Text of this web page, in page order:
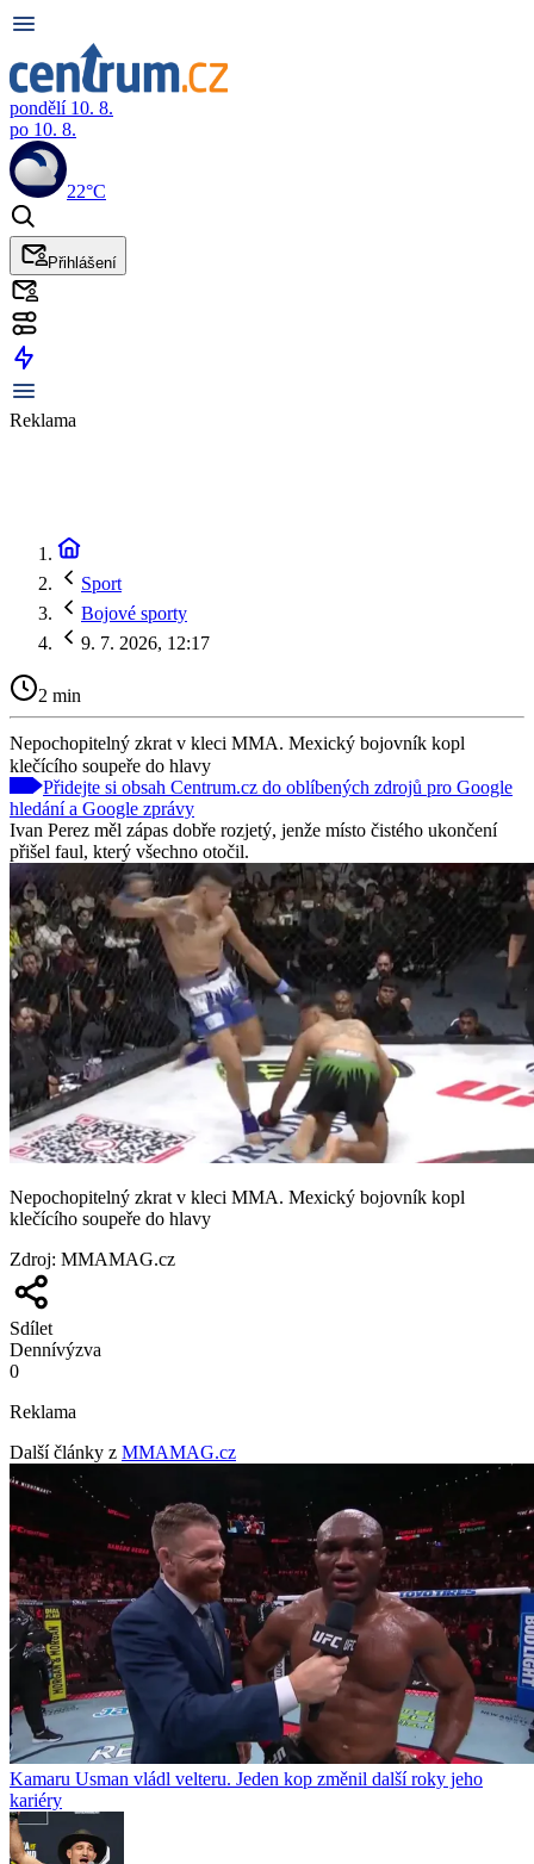
pondělí 10. 8.
po 10. 8.
22°C
Přihlášení
Reklama
Sport
Bojové sporty
9. 7. 2026, 12:17
2 min
Nepochopitelný zkrat v kleci MMA. Mexický bojovník kopl
klečícího soupeře do hlavy
Přidejte si obsah Centrum.cz do oblíbených zdrojů pro Google
hledání a Google zprávy
Ivan Perez měl zápas dobře rozjetý, jenže místo čistého ukončení
přišel faul, který všechno otočil.
Nepochopitelný zkrat v kleci MMA. Mexický bojovník kopl
klečícího soupeře do hlavy
Zdroj: MMAMAG.cz
Sdílet
Dennívýzva
0
Reklama
Další články z MMAMAG.cz
Kamaru Usman vládl velteru. Jeden kop změnil další roky jeho
kariéry